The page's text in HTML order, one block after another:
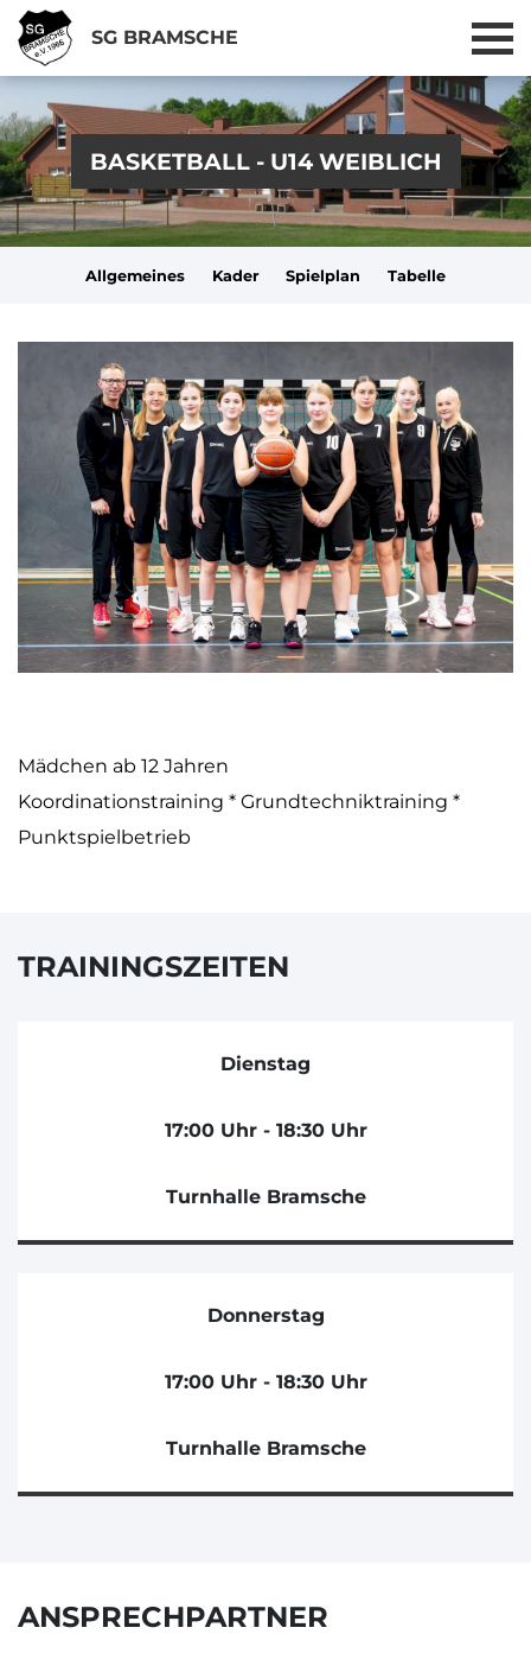
SG BRAMSCHE
BASKETBALL - U14 WEIBLICH
Allgemeines Kader Spielplan Tabelle
Mädchen ab 12 Jahren
Koordinationstraining * Grundtechniktraining *
Punktspielbetrieb
TRAININGSZEITEN
Dienstag
17:00 Uhr - 18:30 Uhr
Turnhalle Bramsche
Donnerstag
17:00 Uhr - 18:30 Uhr
Turnhalle Bramsche
ANSPRECHPARTNER